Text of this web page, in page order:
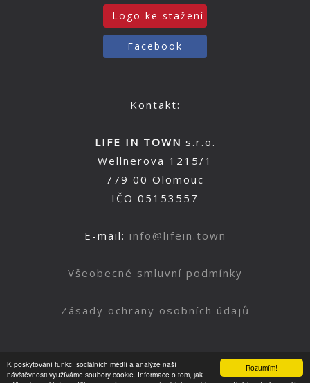
Rozumím!
K poskytování funkcí sociálních médií a analýze naší
návštěvnosti využíváme soubory cookie. Informace o tom, jak
Logo ke stažení
Facebook
Kontakt:
LIFE IN TOWN s.r.o.
Wellnerova 1215/1
779 00 Olomouc
IČO 05153557
E-mail: info@lifein.town
Všeobecné smluvní podmínky
Zásady ochrany osobních údajů
Nahoru